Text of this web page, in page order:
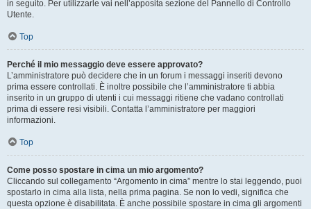
in seguito. Per utilizzarle vai nell’apposita sezione del Pannello di Controllo
Utente.
Top
Perché il mio messaggio deve essere approvato?
L’amministratore può decidere che in un forum i messaggi inseriti devono
prima essere controllati. È inoltre possibile che l’amministratore ti abbia
inserito in un gruppo di utenti i cui messaggi ritiene che vadano controllati
prima di essere resi visibili. Contatta l’amministratore per maggiori
informazioni.
Top
Come posso spostare in cima un mio argomento?
Cliccando sul collegamento “Argomento in cima” mentre lo stai leggendo, puoi
spostarlo in cima alla lista, nella prima pagina. Se non lo vedi, significa che
questa opzione è disabilitata. È anche possibile spostare in cima gli argomenti